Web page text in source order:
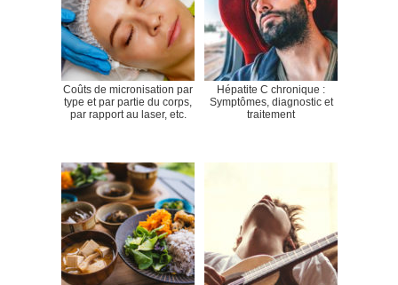
Coûts de micronisation par
type et par partie du corps,
par rapport au laser, etc.
Hépatite C chronique :
Symptômes, diagnostic et
traitement